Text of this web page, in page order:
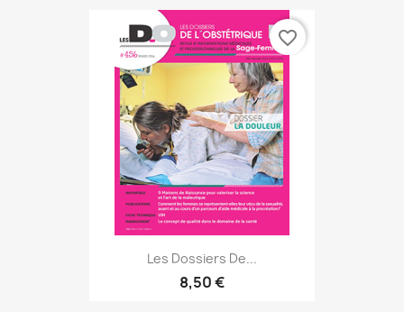
Les Dossiers De...
8,50 €
favorite_border